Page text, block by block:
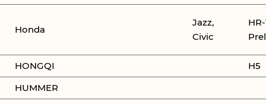
Honda
Jazz,
Civic
HONGQI H5
HUMMER